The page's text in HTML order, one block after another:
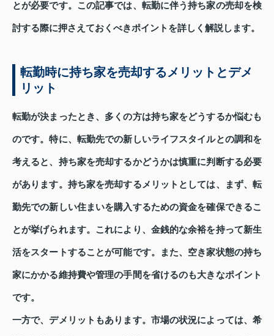
とが必要です。この記事では、転勤に伴う持ち家の売却を検
討する際に押さえておくべきポイントを詳しく解説します。
転勤時に持ち家を売却するメリットとデメ
リット
転勤が決まったとき、多くの方は持ち家をどうするか悩むも
のです。特に、転勤先での新しいライフスタイルとの調和を
考えると、持ち家を売却するかどうかは慎重に判断する必要
があります。持ち家を売却するメリットとしては、まず、転
勤先での新しい住まいを購入するための資金を確保できるこ
とが挙げられます。これにより、金銭的な余裕を持って新生
活をスタートすることが可能です。また、空き家状態の持ち
家にかかる維持費や管理の手間を省けるのも大きなポイント
です。
一方で、デメリットもあります。市場の状況によっては、希